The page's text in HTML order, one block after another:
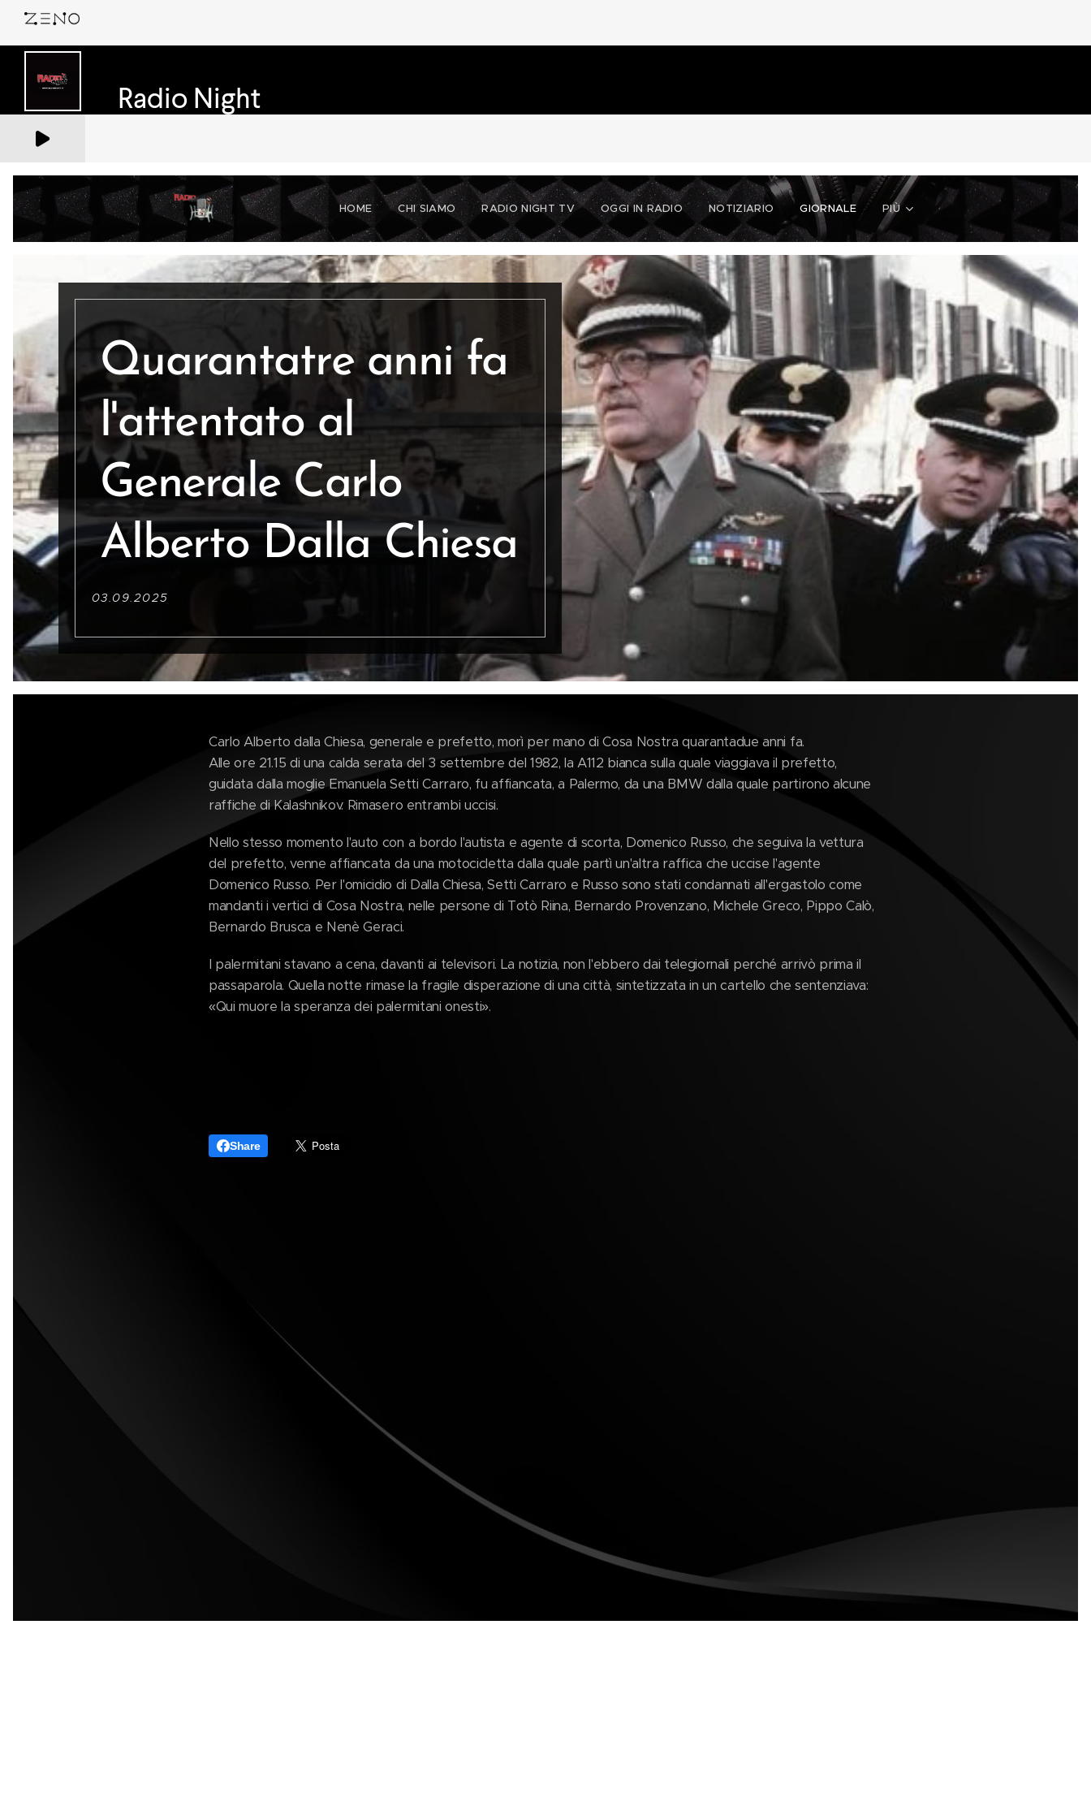
HOME CHI SIAMO RADIO NIGHT TV OGGI IN RADIO NOTIZIARIO GIORNALE PIÙ
Quarantatreanni fa
l'attentato al
Generale Carlo
Alberto Dalla Chiesa
03.09.2025
Carlo Alberto dalla Chiesa, generale e prefetto, morì per mano di Cosa Nostra quarantadue anni fa.
Alle ore 21.15 di una calda serata del 3 settembre del 1982, la A112 bianca sulla quale viaggiava il prefetto,
guidata dalla moglie Emanuela Setti Carraro, fu affiancata, a Palermo, da una BMW dalla quale partirono alcune
raffiche di Kalashnikov. Rimasero entrambi uccisi.
Nello stesso momento l'auto con a bordo l'autista e agente di scorta, Domenico Russo, che seguiva la vettura
del prefetto, venne affiancata da una motocicletta dalla quale partì un'altra raffica che uccise l'agente
Domenico Russo. Per l'omicidio di Dalla Chiesa, Setti Carraro e Russo sono stati condannati all'ergastolo come
mandanti i vertici di Cosa Nostra, nelle persone di Totò Riina, Bernardo Provenzano, Michele Greco, Pippo Calò,
Bernardo Brusca e Nenè Geraci.
I palermitani stavano a cena, davanti ai televisori. La notizia, non l'ebbero dai telegiornali perché arrivò prima il
passaparola. Quella notte rimase la fragile disperazione di una città, sintetizzata in un cartello che sentenziava:
«Qui muore la speranza dei palermitani onesti».
Share